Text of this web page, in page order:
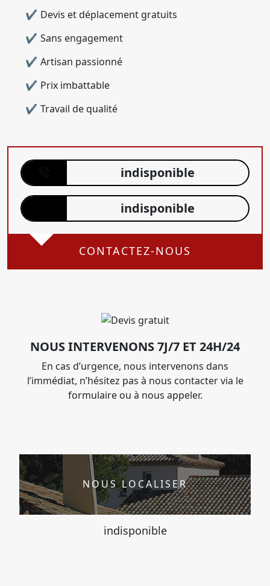
Devis et déplacement gratuits
Sans engagement
Artisan passionné
Prix imbattable
Travail de qualité
indisponible
indisponible
CONTACTEZ-NOUS
NOUS INTERVENONS 7J/7 ET 24H/24
En cas d’urgence, nous intervenons dans
l’immédiat, n’hésitez pas à nous contacter via le
formulaire ou à nous appeler.
NOUS LOCALISER
indisponible